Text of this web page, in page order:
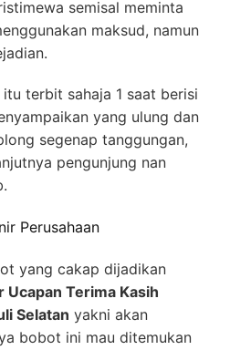
semisal meminta
maksud, namun
terbit sahaja 1 saat berisi
yang ulung dan
segenap tanggungan,
pengunjung nan
Perusahaan
yang cakap dijadikan
Ucapan Terima Kasih
Selatan yakni akan
bobot ini mau ditemukan